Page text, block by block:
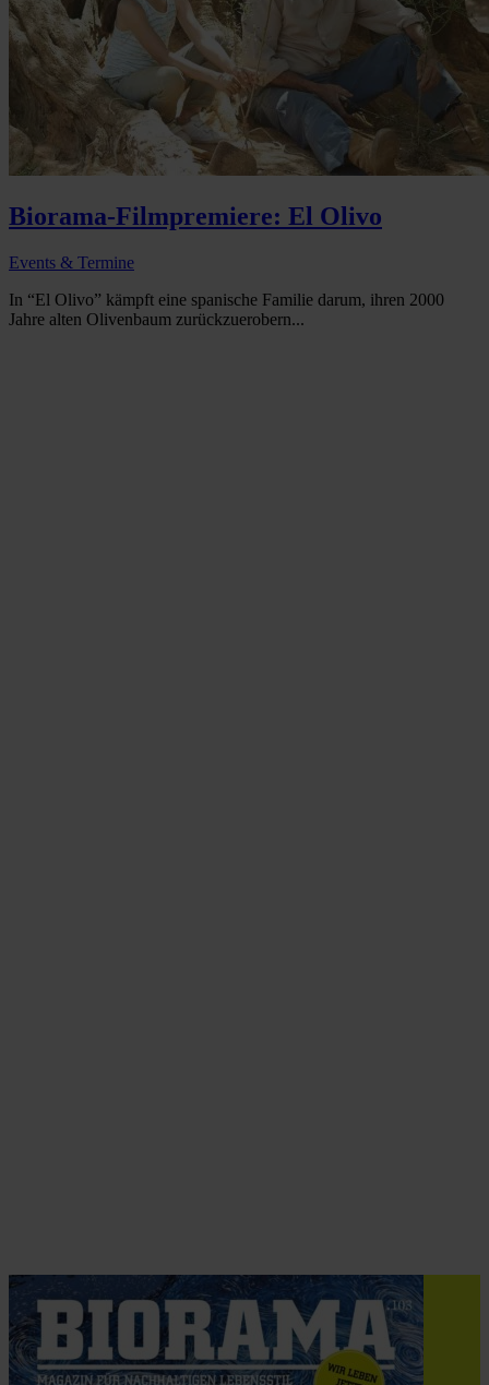
Biorama-Filmpremiere: El Olivo
Events & Termine
In “El Olivo” kämpft eine spanische Familie darum, ihren 2000
Jahre alten Olivenbaum zurückzuerobern...